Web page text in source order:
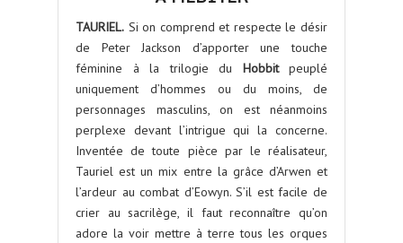
TAURIEL. Si on comprend et respecte le désir
de Peter Jackson d’apporter une touche
féminine à la trilogie du Hobbitpeuplé
uniquement d’hommes ou du moins, de
personnages masculins, on est néanmoins
perplexe devant l’intrigue qui la concerne.
Inventée de toute pièce par le réalisateur,
Tauriel est un mix entre la grâce d’Arwen et
l’ardeur au combat d’Eowyn. S’il est facile de
crier au sacrilège, il faut reconnaître qu’on
adore la voir mettre à terre tous les orques